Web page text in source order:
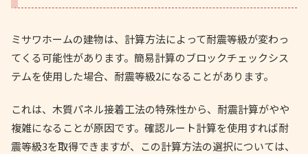
ミサワホームの建物は、計算方法によって耐震等級が変わっ
てくる可能性があります。簡易計算のブロックチェックシス
テムを使用した場合、耐震等級2になることがあります。
これは、木質パネル接着工法の特殊性から、耐震計算がやや
複雑になることが原因です。確認ルート計算を使用すれば耐
震等級3を取得できますが、この計算方法の選択については、